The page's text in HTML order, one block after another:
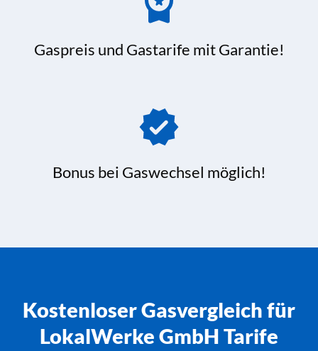
Gaspreis und Gastarife mit Garantie!
Bonus bei Gaswechsel möglich!
Kostenloser Gasvergleich für
LokalWerke GmbH Tarife